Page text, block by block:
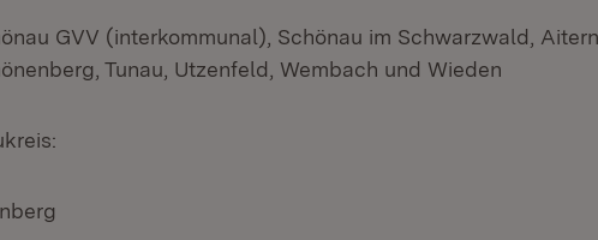
GVV (interkommunal), Schönau im Schwarzwald,
Tunau, Utzenfeld, Wembach und Wieden